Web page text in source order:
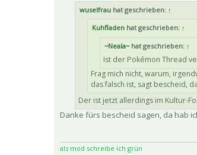
wuselfrau hat geschrieben: ↑
Kuhfladen hat geschrieben: ↑
~Neala~hat geschrieben: ↑
Ist der Pokémon Thread
Frag mich nicht, warum,
das falsch ist, sagt bescheid,
Der ist jetzt allerdings im Kultur-
Danke fürs bescheid sagen, da hab
als mod schreibe ich grün